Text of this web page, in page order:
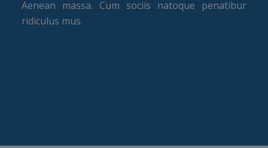
Aenean massa. Cum sociis natoque penatibur
ridiculus mus.